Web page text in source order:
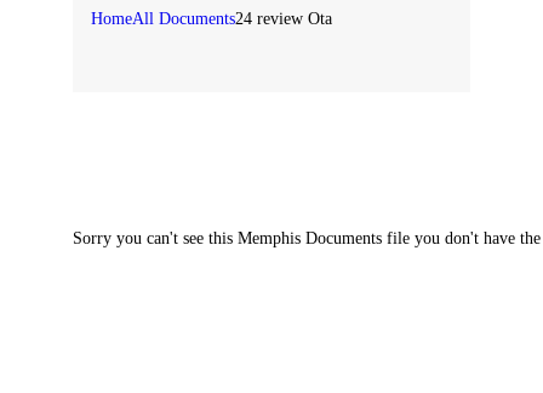
HomeAll Documents24 review Ota
Sorry you can't see this Memphis Documents file you don't have